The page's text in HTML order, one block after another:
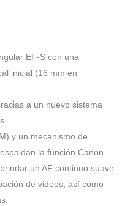
EF-S con una
inicial (16 mm en
a un nuevo sistema
y un mecanismo de
la función Canon
un AF continuo suave
de videos, así como